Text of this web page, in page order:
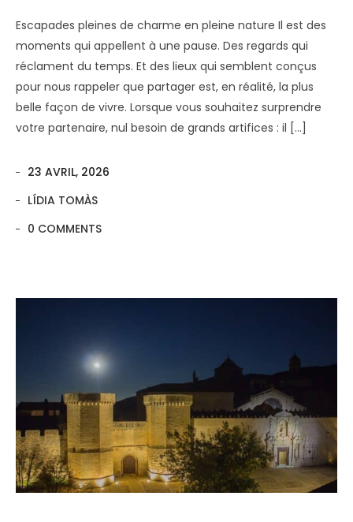
Escapades pleines de charme en pleine nature Il est des
moments qui appellent à une pause. Des regards qui
réclament du temps. Et des lieux qui semblent conçus
pour nous rappeler que partager est, en réalité, la plus
belle façon de vivre. Lorsque vous souhaitez surprendre
votre partenaire, nul besoin de grands artifices : il […]
23 AVRIL, 2026
LÍDIA TOMÀS
0 COMMENTS